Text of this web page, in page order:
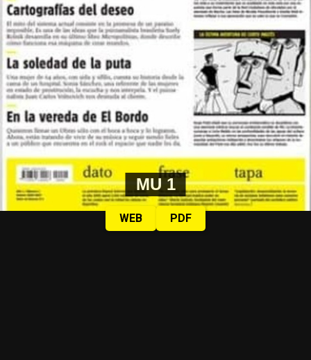
MU 1
WEB PDF